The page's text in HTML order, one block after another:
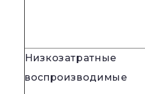
Низкозатратные
воспроизводимые